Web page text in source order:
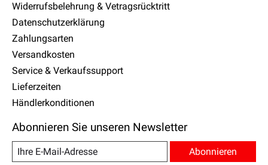
Widerrufsbelehrung & Vetragsrücktritt
Datenschutzerklärung
Zahlungsarten
Versandkosten
Service & Verkaufssupport
Lieferzeiten
Händlerkonditionen
Abonnieren Sie unseren Newsletter
Abonnieren